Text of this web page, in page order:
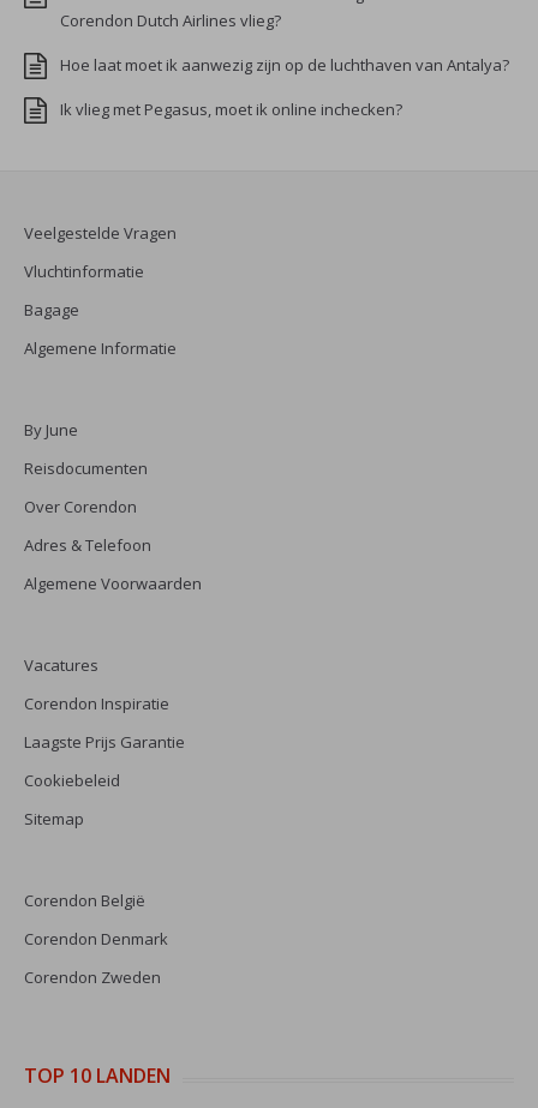
Corendon Dutch Airlines vlieg?
Hoe laat moet ik aanwezig zijn op de luchthaven van Antalya?
Ik vlieg met Pegasus, moet ik online inchecken?
Veelgestelde Vragen
Vluchtinformatie
Bagage
Algemene Informatie
By June
Reisdocumenten
Over Corendon
Adres & Telefoon
Algemene Voorwaarden
Vacatures
Corendon Inspiratie
Laagste Prijs Garantie
Cookiebeleid
Sitemap
Corendon België
Corendon Denmark
Corendon Zweden
TOP 10 LANDEN